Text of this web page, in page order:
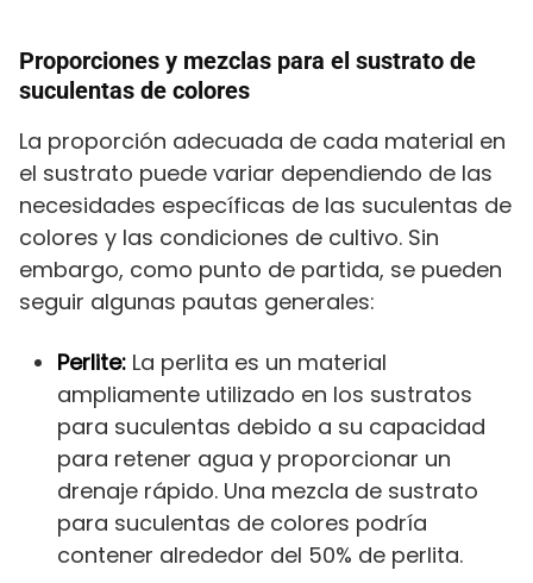
Proporciones y mezclas para el sustrato de
suculentas de colores
La proporción adecuada de cada material en
el sustrato puede variar dependiendo de las
necesidades específicas de las suculentas de
colores y las condiciones de cultivo. Sin
embargo, como punto de partida, se pueden
seguir algunas pautas generales:
Perlite: La perlita es un material
ampliamente utilizado en los sustratos
para suculentas debido a su capacidad
para retener agua y proporcionar un
drenaje rápido. Una mezcla de sustrato
para suculentas de colores podría
contener alrededor del 50% de perlita.